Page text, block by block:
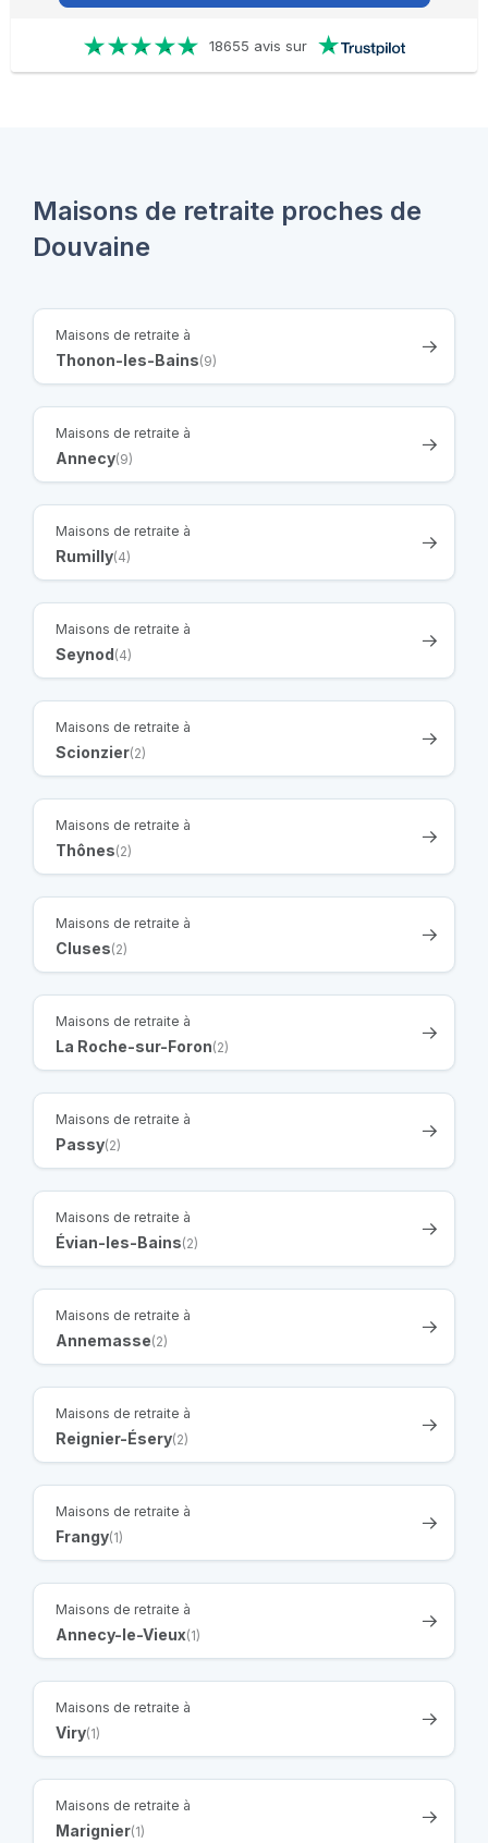
18655 avis sur
Maisons de retraite proches de
Douvaine
Maisons de retraite à
Thonon-les-Bains(9)
Maisons de retraite à
Annecy(9)
Maisons de retraite à
Rumilly(4)
Maisons de retraite à
Seynod(4)
Maisons de retraite à
Scionzier(2)
Maisons de retraite à
Thônes(2)
Maisons de retraite à
Cluses(2)
Maisons de retraite à
La Roche-sur-Foron(2)
Maisons de retraite à
Passy(2)
Maisons de retraite à
Évian-les-Bains(2)
Maisons de retraite à
Annemasse(2)
Maisons de retraite à
Reignier-Ésery(2)
Maisons de retraite à
Frangy(1)
Maisons de retraite à
Annecy-le-Vieux(1)
Maisons de retraite à
Viry(1)
Maisons de retraite à
Marignier(1)